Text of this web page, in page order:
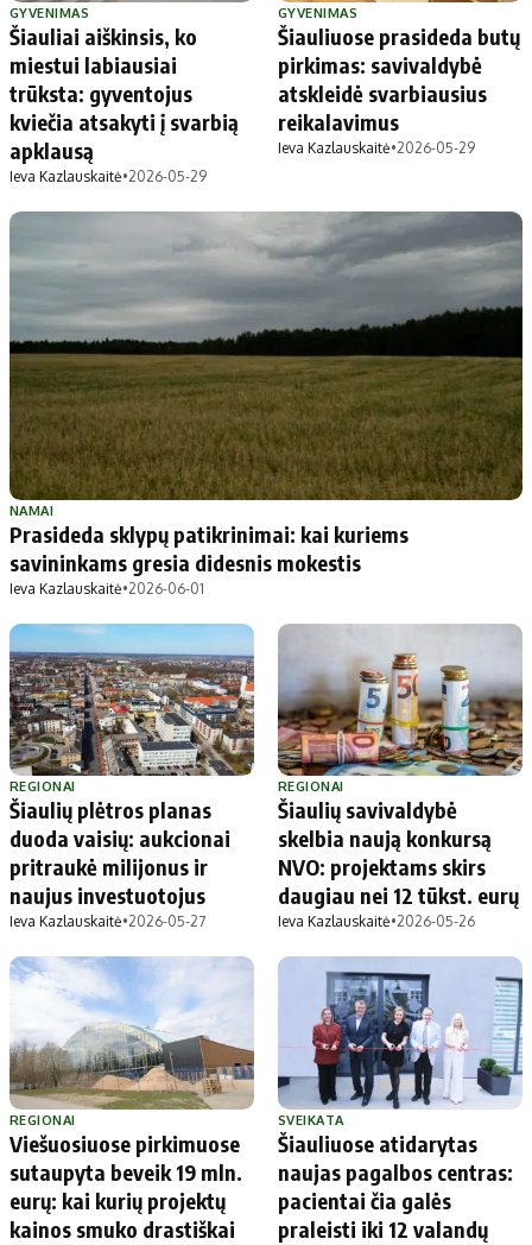
Privatumo politika
Redakcijos politika
Receptai
GYVENIMAS
Šiauliai aiškinsis, ko
miestui labiausiai
trūksta: gyventojus
kviečia atsakyti į svarbią
apklausą
Ieva Kazlauskaitė•2026-05-29
GYVENIMAS
Šiauliuose prasideda butų
pirkimas: savivaldybė
atskleidė svarbiausius
reikalavimus
Ieva Kazlauskaitė•2026-05-29
NAMAI
Prasideda sklypų patikrinimai: kai kuriems
savininkams gresia didesnis mokestis
Ieva Kazlauskaitė•2026-06-01
REGIONAI
Šiaulių plėtros planas
duoda vaisių: aukcionai
pritraukė milijonus ir
naujus investuotojus
Ieva Kazlauskaitė•2026-05-27
REGIONAI
Šiaulių savivaldybė
skelbia naują konkursą
NVO: projektams skirs
daugiau nei 12 tūkst. eurų
Ieva Kazlauskaitė•2026-05-26
REGIONAI
Viešuosiuose pirkimuose
sutaupyta beveik 19 mln.
eurų: kai kurių projektų
kainos smuko drastiškai
SVEIKATA
Šiauliuose atidarytas
naujas pagalbos centras:
pacientai čia galės
praleisti iki 12 valandų